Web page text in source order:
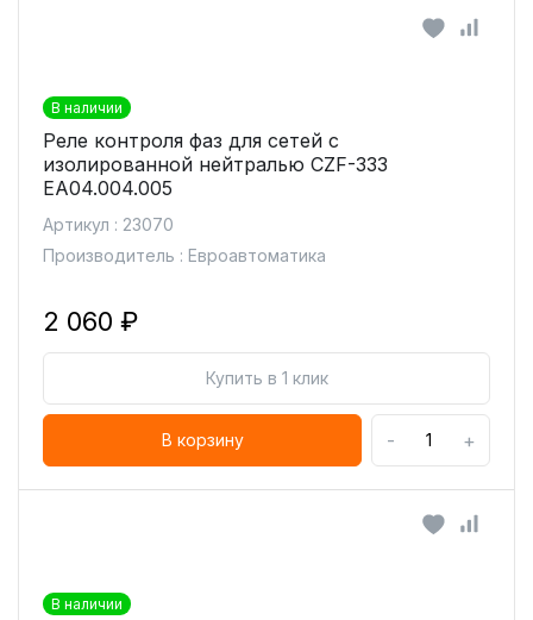
В наличии
Реле контроля фаз для сетей с
изолированной нейтралью CZF-333
ЕА04.004.005
Артикул : 23070
Производитель : Евроавтоматика
2 060 ₽
Купить в 1 клик
В корзину - +
В наличии